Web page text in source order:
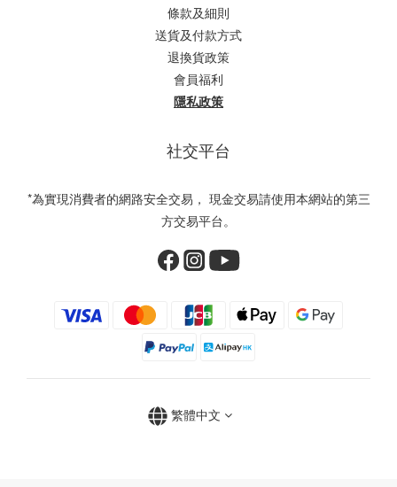
條款及細則
送貨及付款方式
退換貨政策
會員福利
隱私政策
社交平台
*為實現消費者的網路安全交易， 現金交易請使用本網站的第三
方交易平台。
繁體中文